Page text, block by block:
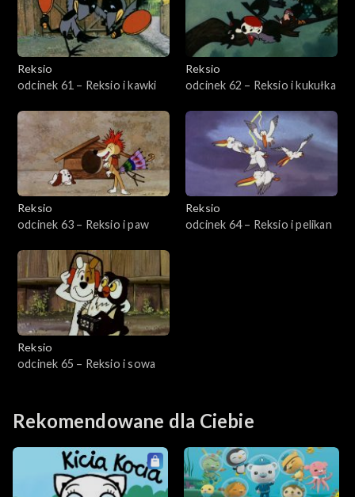
Reksio
odcinek 61 – Reksio i kawki
Reksio
odcinek 62 – Reksio i kukułka
Reksio
odcinek 63 – Reksio i paw
Reksio
odcinek 64 – Reksio i pelikan
Reksio
odcinek 65 – Reksio i sowa
Rekomendowane dla Ciebie